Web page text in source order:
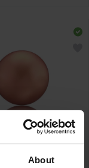
About